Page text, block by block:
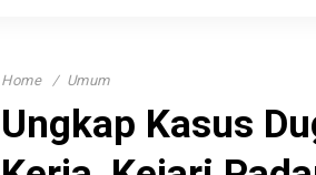
Home Umum
Ungkap Kasus